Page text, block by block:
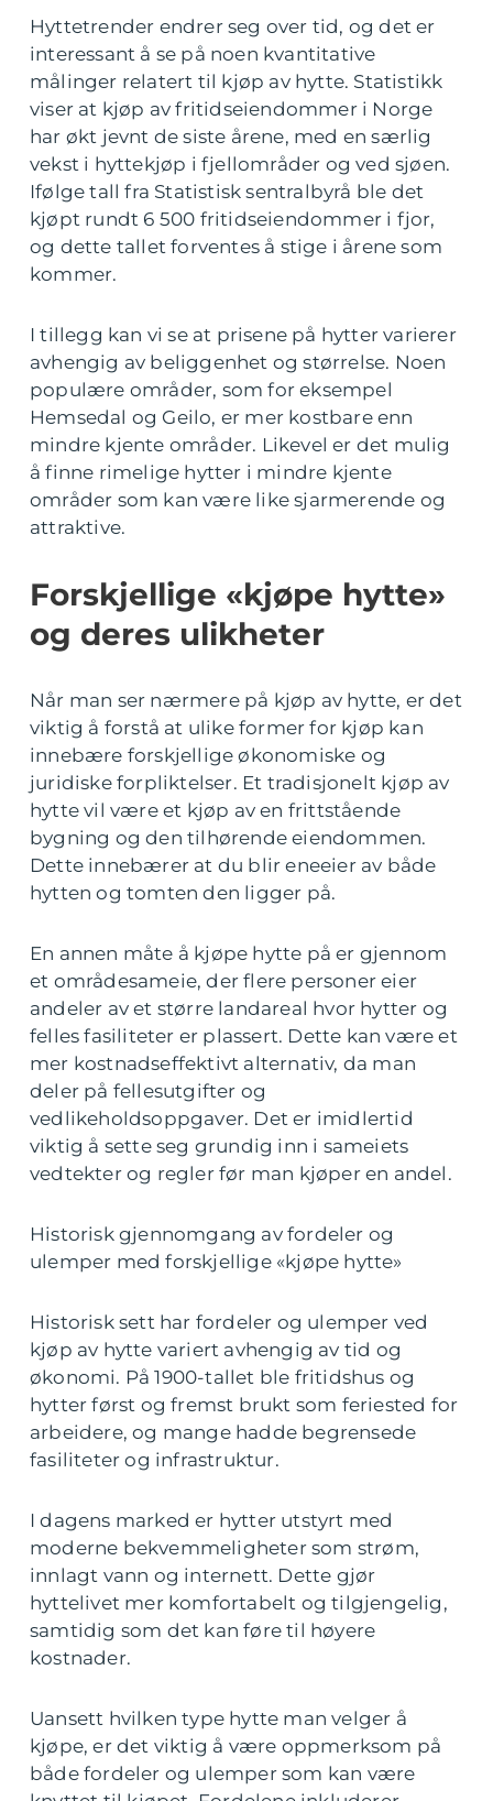
Hyttetrender endrer seg over tid, og det er
interessant å se på noen kvantitative
målinger relatert til kjøp av hytte. Statistikk
viser at kjøp av fritidseiendommer i Norge
har økt jevnt de siste årene, med en særlig
vekst i hyttekjøp i fjellområder og ved sjøen.
Ifølge tall fra Statistisk sentralbyrå ble det
kjøpt rundt 6 500 fritidseiendommer i fjor,
og dette tallet forventes å stige i årene som
kommer.
I tillegg kan vi se at prisene på hytter varierer
avhengig av beliggenhet og størrelse. Noen
populære områder, som for eksempel
Hemsedal og Geilo, er mer kostbare enn
mindre kjente områder. Likevel er det mulig
å finne rimelige hytter i mindre kjente
områder som kan være like sjarmerende og
attraktive.
Forskjellige «kjøpe hytte»
og deres ulikheter
Når man ser nærmere på kjøp av hytte, er det
viktig å forstå at ulike former for kjøp kan
innebære forskjellige økonomiske og
juridiske forpliktelser. Et tradisjonelt kjøp av
hytte vil være et kjøp av en frittstående
bygning og den tilhørende eiendommen.
Dette innebærer at du blir eneeier av både
hytten og tomten den ligger på.
En annen måte å kjøpe hytte på er gjennom
et områdesameie, der flere personer eier
andeler av et større landareal hvor hytter og
felles fasiliteter er plassert. Dette kan være et
mer kostnadseffektivt alternativ, da man
deler på fellesutgifter og
vedlikeholdsoppgaver. Det er imidlertid
viktig å sette seg grundig inn i sameiets
vedtekter og regler før man kjøper en andel.
Historisk gjennomgang av fordeler og
ulemper med forskjellige «kjøpe hytte»
Historisk sett har fordeler og ulemper ved
kjøp av hytte variert avhengig av tid og
økonomi. På 1900-tallet ble fritidshus og
hytter først og fremst brukt som feriested for
arbeidere, og mange hadde begrensede
fasiliteter og infrastruktur.
I dagens marked er hytter utstyrt med
moderne bekvemmeligheter som strøm,
innlagt vann og internett. Dette gjør
hyttelivet mer komfortabelt og tilgjengelig,
samtidig som det kan føre til høyere
kostnader.
Uansett hvilken type hytte man velger å
kjøpe, er det viktig å være oppmerksom på
både fordeler og ulemper som kan være